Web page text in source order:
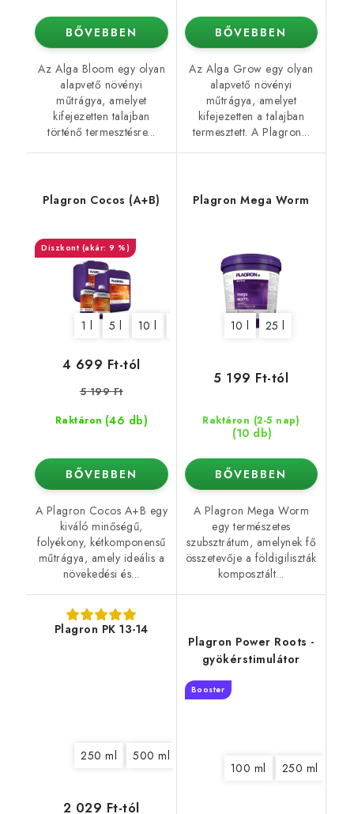
BŐVEBBEN
Az Alga Bloom egy olyan
alapvető növényi
műtrágya, amelyet
kifejezetten talajban
történő termesztésre...
BŐVEBBEN
Az Alga Grow egy olyan
alapvető növényi
műtrágya, amelyet
kifejezetten a talajban
termesztett. A Plagron...
Plagron Cocos (A+B)
(akár: 9 %)
1 l 5 l 10 l
Raktáron (46 db)
4 699 Ft-tól
5 199 Ft
BŐVEBBEN
A Plagron Cocos A+B egy
kiváló minőségű,
folyékony, kétkomponensű
műtrágya, amely ideális a
növekedési és...
Plagron Mega Worm
10 l 25 l
Raktáron (2-5 nap)
(10 db)
5 199 Ft-tól
BŐVEBBEN
A Plagron Mega Worm
egy természetes
szubsztrátum, amelynek fő
összetevője a földigiliszták
komposztált...
Plagron PK 13-14
250 ml 500 ml
2 029 Ft-tól
Plagron Power Roots -
gyökérstimulátor
Booster
100 ml 250 ml